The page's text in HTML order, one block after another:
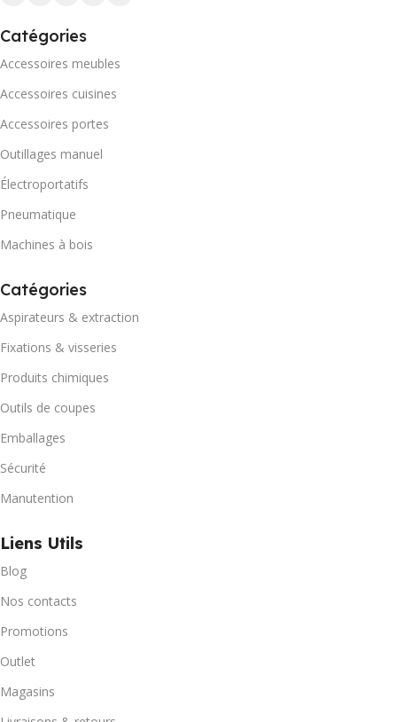
Catégories
Accessoires meubles
Accessoires cuisines
Accessoires portes
Outillages manuel
Électroportatifs
Pneumatique
Machines à bois
Catégories
Aspirateurs & extraction
Fixations & visseries
Produits chimiques
Outils de coupes
Emballages
Sécurité
Manutention
Liens Utils
Blog
Nos contacts
Promotions
Outlet
Magasins